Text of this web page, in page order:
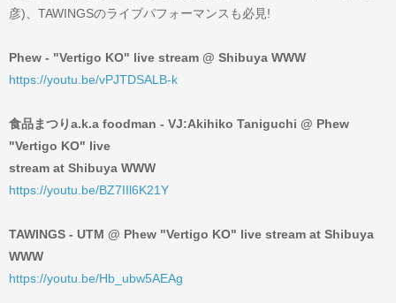
彦)、TAWINGSのライブパフォーマンスも必見!
Phew - "Vertigo KO" live stream @ Shibuya WWW
https://youtu.be/vPJTDSALB-k
食品まつりa.k.a foodman - VJ:Akihiko Taniguchi @ Phew
"Vertigo KO" live
stream at Shibuya WWW
https://youtu.be/BZ7IIl6K21Y
TAWINGS - UTM @ Phew "Vertigo KO" live stream at Shibuya
WWW
https://youtu.be/Hb_ubw5AEAg